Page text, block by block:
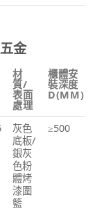
金
材
質/
表面
處理
櫃體安
裝深度
D(MM)
灰色
底板/
銀灰
色粉
體烤
漆圍
籃
≥500